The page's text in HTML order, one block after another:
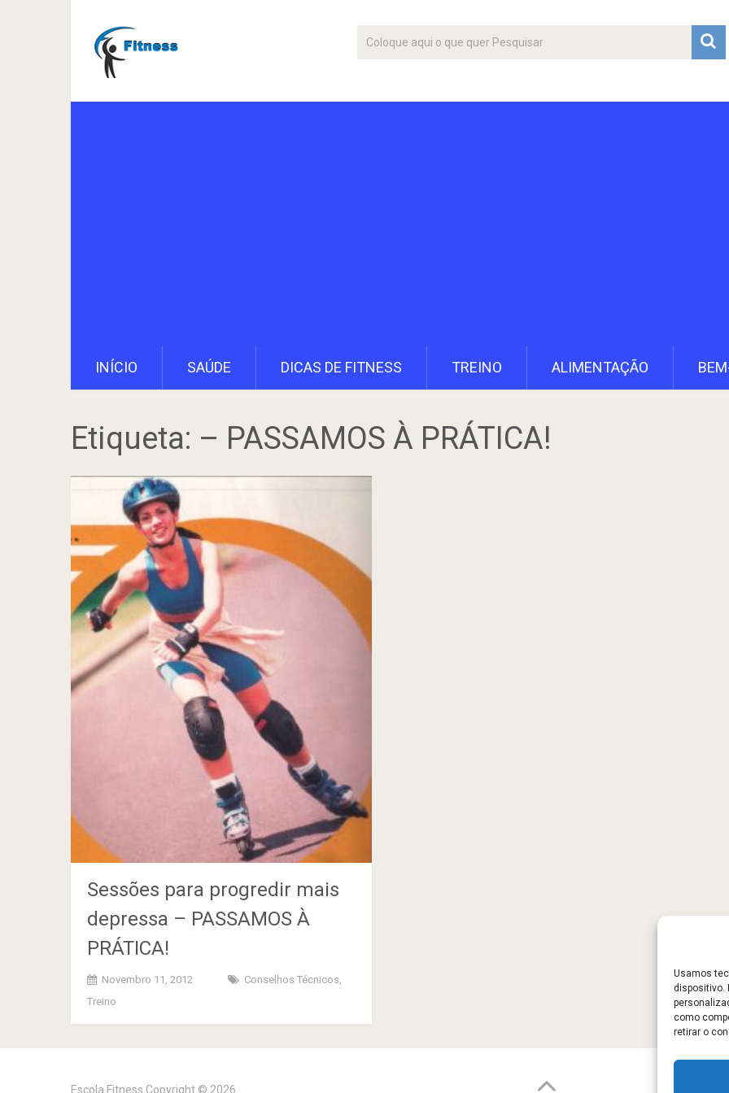
Usamos
dispositivo.
como
retirar o
INÍCIO SAÚDE DICAS DE FITNESS TREINO ALIMENTAÇÃO
Etiqueta: – PASSAMOS À PRÁTICA!
Sessões para progredir mais
depressa – PASSAMOS À
PRÁTICA!
Novembro 11, 2012 Conselhos Técnicos,
Treino
Escola Fitness Copyright © 2026.